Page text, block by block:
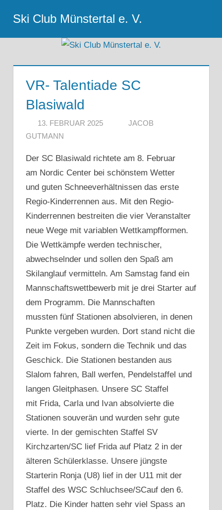
Inhalt
springen
Ski Club Münstertal e. V.
VR- Talentiade SC
Blasiwald
13. FEBRUAR 2025
JACOB
GUTMANN
Der SC Blasiwald richtete am 8. Februar
am Nordic Center bei schönstem Wetter
und guten Schneeverhältnissen das erste
Regio-Kinderrennen aus. Mit den Regio-
Kinderrennen bestreiten die vier Veranstalter
neue Wege mit variablen Wettkampfformen.
Die Wettkämpfe werden technischer,
abwechselnder und sollen den Spaß am
Skilanglauf vermitteln. Am Samstag fand ein
Mannschaftswettbewerb mit je drei Starter auf
dem Programm. Die Mannschaften
mussten fünf Stationen absolvieren, in denen
Punkte vergeben wurden. Dort stand nicht die
Zeit im Fokus, sondern die Technik und das
Geschick. Die Stationen bestanden aus
Slalom fahren, Ball werfen, Pendelstaffel und
langen Gleitphasen. Unsere SC Staffel
mit Frida, Carla und Ivan absolvierte die
Stationen souverän und wurden sehr gute
vierte. In der gemischten Staffel SV
Kirchzarten/SC lief Frida auf Platz 2 in der
älteren Schülerklasse. Unsere jüngste
Starterin Ronja (U8) lief in der U11 mit der
Staffel des WSC Schluchsee/SCauf den 6.
Platz. Die Kinder hatten sehr viel Spass an